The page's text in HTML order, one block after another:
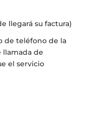
llegará su factura)
de teléfono de la
llamada de
el servicio